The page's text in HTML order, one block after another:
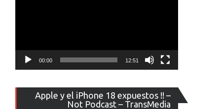
00:00 12:51
Apple y el iPhone 18 expuestos !! –
Not Podcast – TransMedia
de